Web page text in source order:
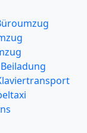
Beiladung